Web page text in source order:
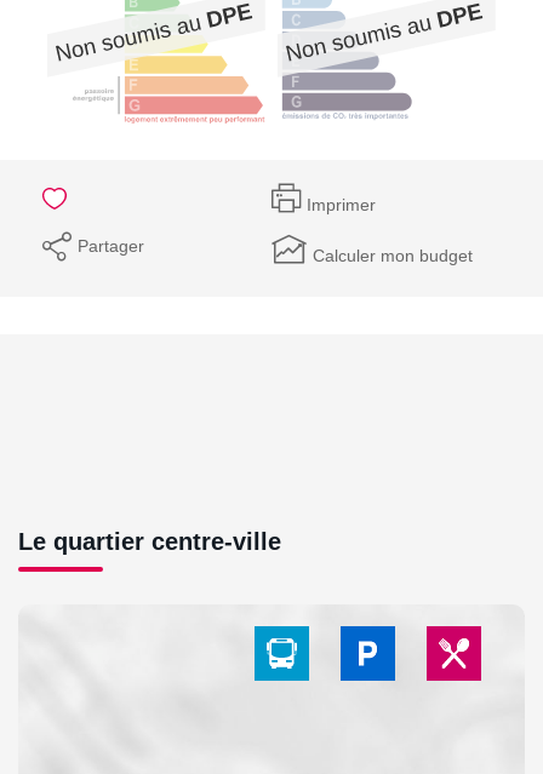
Imprimer
Partager Calculer mon budget
Le quartier centre-ville